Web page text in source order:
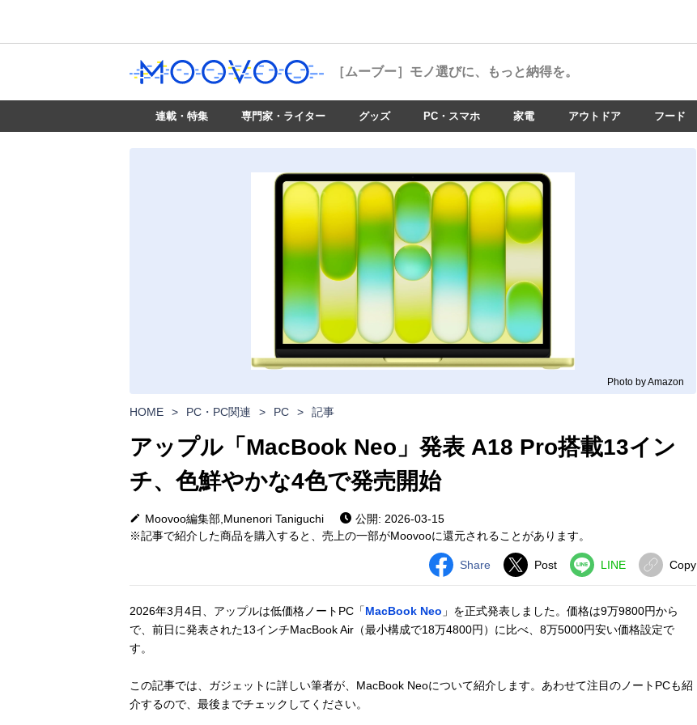
［ムーブー］ モノ選びに、もっと納得を。
連載・特集 専門家・ライター グッズ PC・スマホ 家電 アウトドア フード
Photo by Amazon
HOME > PC・PC関連 > PC > 記事
アップル「MacBook Neo」発表 A18 Pro搭載13イン
チ、色鮮やかな4色で発売開始
Moovoo編集部,Munenori Taniguchi
公開: 2026-03-15
※記事で紹介した商品を購入すると、売上の一部がMoovooに還元されることがあります。
Share Post LINE Copy
2026年3月4日、アップルは低価格ノートPC「MacBook Neo 」を正式発表しました。価格は9万9800円から
で、前日に発表された13インチMacBook Air（最小構成で18万4800円）に比べ、8万5000円安い価格設定で
す。
この記事では、ガジェットに詳しい筆者が、MacBook Neoについて紹介します。あわせて注目のノートPCも紹
介するので、最後までチェックしてください。